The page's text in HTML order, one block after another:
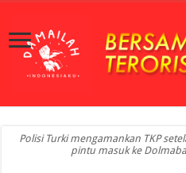
Polisi Turki mengamankan TKP
pintu masuk ke